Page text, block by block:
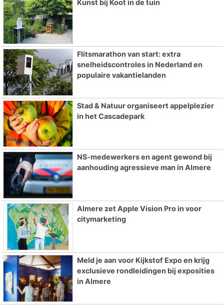
Kunst bij Koot in de tuin
Flitsmarathon van start: extra
snelheidscontroles in Nederland en
populaire vakantielanden
Stad & Natuur organiseert appelplezier
in het Cascadepark
NS-medewerkers en agent gewond bij
aanhouding agressieve man in Almere
Almere zet Apple Vision Pro in voor
citymarketing
Meld je aan voor Kijkstof Expo en krijg
exclusieve rondleidingen bij exposities
in Almere